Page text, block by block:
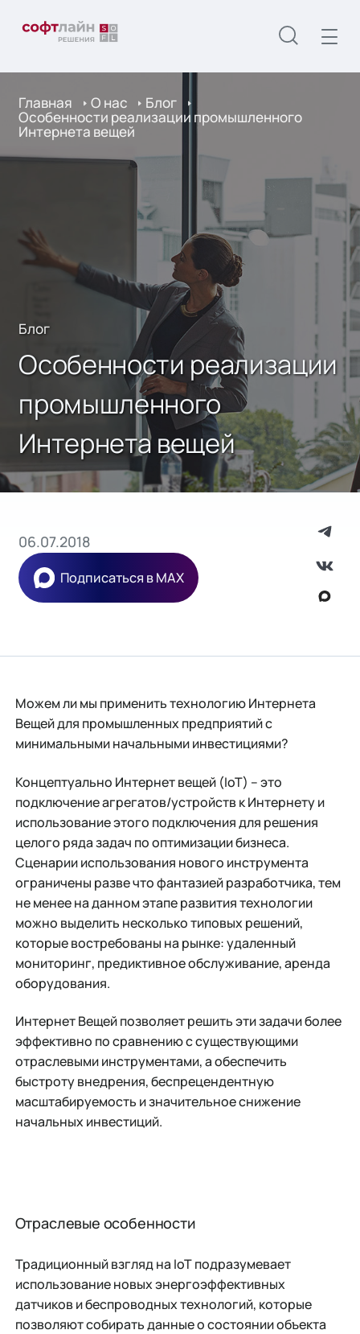
Главная О нас Блог
Особенности реализации промышленного
Интернета вещей
Блог
Особенности реализации
промышленного
Интернета вещей
06.07.2018
Подписаться в MAX
Можем ли мы применить технологию Интернета
Вещей для промышленных предприятий с
минимальными начальными инвестициями?
Концептуально Интернет вещей (IoT) – это
подключение агрегатов/устройств к Интернету и
использование этого подключения для решения
целого ряда задач по оптимизации бизнеса.
Сценарии использования нового инструмента
ограничены разве что фантазией разработчика, тем
не менее на данном этапе развития технологии
можно выделить несколько типовых решений,
которые востребованы на рынке: удаленный
мониторинг, предиктивное обслуживание, аренда
оборудования.
Интернет Вещей позволяет решить эти задачи более
эффективно по сравнению с существующими
отраслевыми инструментами, а обеспечить
быстроту внедрения, беспрецендентную
масштабируемость и значительное снижение
начальных инвестиций.
Отраслевые особенности
Традиционный взгляд на IoT подразумевает
использование новых энергоэффективных
датчиков и беспроводных технологий, которые
позволяют собирать данные о состоянии объекта